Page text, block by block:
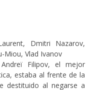
Dmitri Nazarov,
Miou, Vlad Ivanov
Filipov, el mejor
estaba al frente de la
destituido al negarse a